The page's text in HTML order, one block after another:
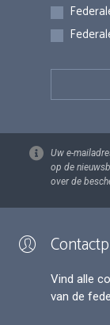
Uw e-
op de
over de
Vind alle
van de